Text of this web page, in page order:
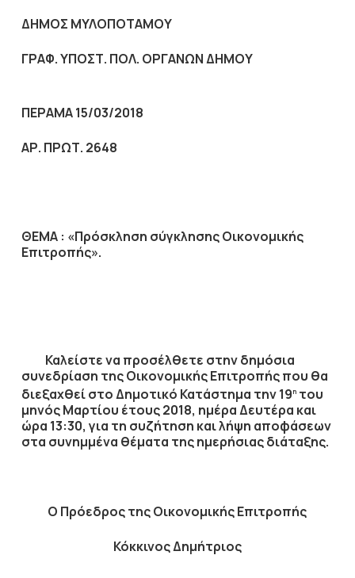
ΔΗΜΟΣ ΜΥΛΟΠΟΤΑΜΟΥ
ΓΡΑΦ. ΥΠΟΣΤ. ΠΟΛ. ΟΡΓΑΝΩΝ ΔΗΜΟΥ
ΠΕΡΑΜΑ 15/03/2018
ΑΡ. ΠΡΩΤ. 2648
ΘΕΜΑ : «Πρόσκληση σύγκλησης Οικονομικής
Επιτροπής».
Καλείστε να προσέλθετε στην δημόσια
συνεδρίαση της Οικονομικής Επιτροπής που θα
διεξαχθεί στο Δημοτικό Κατάστημα την19ητου
μηνόςΜαρτίου έτους2018, ημέραΔευτέρα και
ώρα 13:30, για τη συζήτηση και λήψη αποφάσεων
στα συνημμένα θέματα της ημερήσιας διάταξης.
Ο Πρόεδροςτης Οικονομικής Επιτροπής
Κόκκινος Δημήτριος